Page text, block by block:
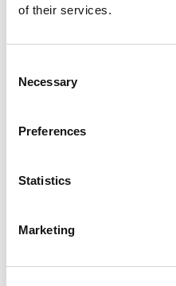
of their services.
Selection
Necessary
Preferences
Statistics
Marketing